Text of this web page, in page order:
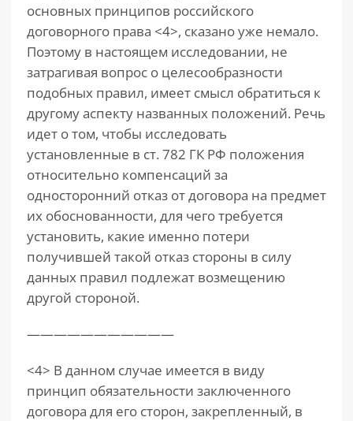
основных принципов российского
договорного права <4>, сказано уже немало.
Поэтому в настоящем исследовании, не
затрагивая вопрос о целесообразности
подобных правил, имеет смысл обратиться к
другому аспекту названных положений. Речь
идет о том, чтобы исследовать
установленные в ст. 782 ГК РФ положения
относительно компенсаций за
односторонний отказ от договора на предмет
их обоснованности, для чего требуется
установить, какие именно потери
получившей такой отказ стороны в силу
данных правил подлежат возмещению
другой стороной.
———————————
<4> В данном случае имеется в виду
принцип обязательности заключенного
договора для его сторон, закрепленный, в